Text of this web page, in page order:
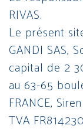
RIVAS.
Le présent
GANDI SAS,
capital de 2
au 63-65
FRANCE,
TVA